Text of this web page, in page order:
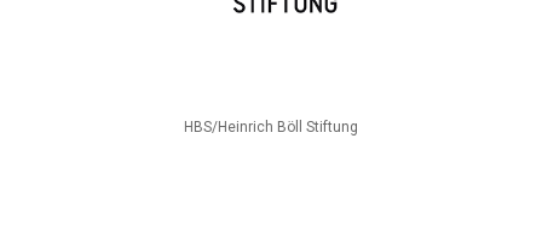
HBS/Heinrich Böll Stiftung